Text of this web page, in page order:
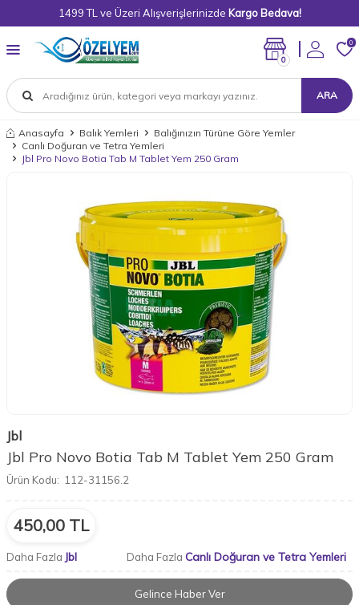
1499 TL ve Üzeri Alışverişlerinizde Kargo Bedava!
ARA
0
0
Anasayfa Balık Yemleri
Balığınızın Türüne Göre Yemler
Canlı Doğuran ve Tetra Yemleri
Jbl Pro Novo Botia Tab M Tablet Yem 250 Gram
Jbl
Jbl Pro Novo Botia Tab M Tablet Yem 250 Gram
Ürün Kodu: 112-31156.2
450,00 TL
Daha Fazla Jbl Daha Fazla Canlı Doğuran ve Tetra Yemleri
Gelince Haber Ver